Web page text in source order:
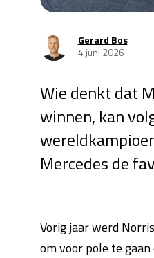
Gerard Bos
4 juni 2026
Wie denkt dat
winnen, kan
Mercedes de
Vorig jaar werd
om voor pole te